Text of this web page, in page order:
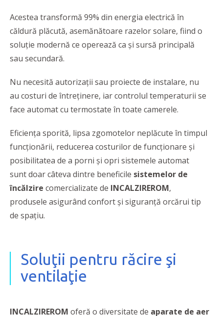
Acestea transformă 99% din energia electrică în
căldură plăcută, asemănătoare razelor solare, fiind o
soluţie modernă ce operează ca şi sursă principală
sau secundară.
Nu necesită autorizații sau proiecte de instalare, nu
au costuri de întreținere, iar controlul temperaturii se
face automat cu termostate în toate camerele.
Eficiența sporită, lipsa zgomotelor neplăcute în timpul
funcţionării, reducerea costurilor de funcţionare şi
posibilitatea de a porni şi opri sistemele automat
sunt doar câteva dintre beneficile sistemelor de
încălzire comercializate de INCALZIREROM,
produsele asigurând confort şi siguranţă orcărui tip
de spaţiu.
Soluţii pentru răcire şi
ventilaţie
INCALZIREROM oferă o diversitate de aparate de aer